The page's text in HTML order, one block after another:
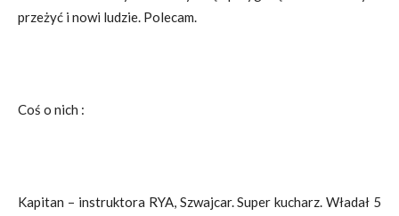
przeżyć i nowi ludzie. Polecam.
Coś o nich :
Kapitan – instruktora RYA, Szwajcar. Super kucharz. Władał 5